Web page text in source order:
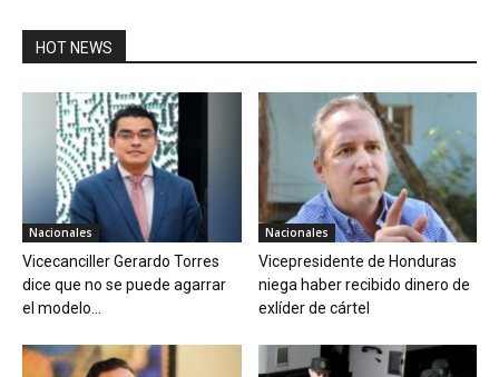
HOT NEWS
Nacionales
Vicecanciller Gerardo Torres
dice que no se puede agarrar
el modelo...
Nacionales
Vicepresidente de Honduras
niega haber recibido dinero de
exlíder de cártel